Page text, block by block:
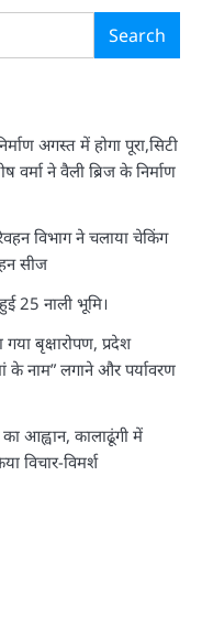
Search
अगस्त में होगा पूरा,सिटी
ने वैली ब्रिज के निर्माण
विभाग ने चलाया चेकिंग
सीज
25 नाली भूमि।
गया बृक्षारोपण, प्रदेश
के नाम” लगाने और पर्यावरण
आह्वान, कालाढूंगी में
विचार-विमर्श